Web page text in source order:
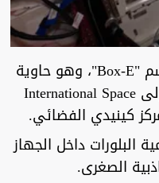
أطلقت الشركة جهازا يُعرف باسم "Box-E"، وهو حاوية
بحجم فرن الميكروويف تقريبًا، إلى International Space
البلورات داخل الجهاز
الصغرى.